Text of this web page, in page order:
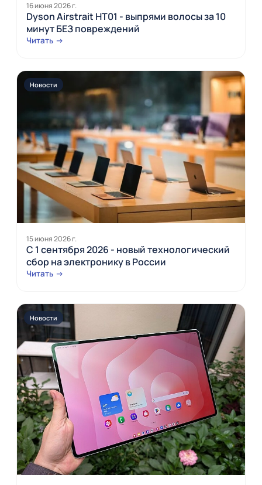
16 июня 2026 г.
Dyson Airstrait HT01 - выпрями волосы за 10
минут БЕЗ повреждений
Читать →
Новости
15 июня 2026 г.
С 1 сентября 2026 - новый технологический
сбор на электронику в России
Читать →
Новости